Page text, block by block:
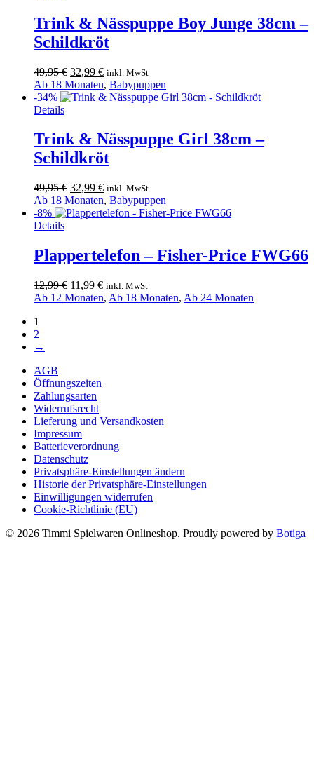
Trink & Nässpuppe Boy Junge 38cm –
Schildkröt
49,95€ Ursprünglicher
Preis
war:
32,99 €Aktueller
Preis
ist:
inkl. MwSt
Ab 18 Monaten, Babypuppen
-34%
Details
Trink & Nässpuppe Girl 38cm –
Schildkröt
49,95€ Ursprünglicher
Preis
war:
32,99 €Aktueller
Preis
ist:
inkl. MwSt
Ab 18 Monaten, Babypuppen
-8%
Details
Plappertelefon – Fisher-Price FWG66
12,99€ Ursprünglicher
Preis
11,99 €Aktueller
Preis
inkl. MwSt
Ab 12 Monaten, Ab 18 Monaten, Ab 24 Monaten
1
2
→
AGB
Öffnungszeiten
Zahlungsarten
Widerrufsrecht
Lieferung und Versandkosten
Impressum
Batterieverordnung
Datenschutz
Privatsphäre-Einstellungen ändern
Historie der Privatsphäre-Einstellungen
Einwilligungen widerrufen
Cookie-Richtlinie (EU)
© 2026 Timmi Spielwaren Onlineshop. Proudly powered by Botiga